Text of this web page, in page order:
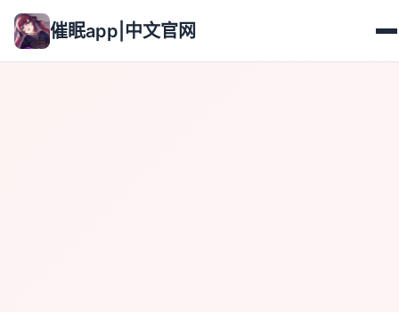
催眠app|中文官网